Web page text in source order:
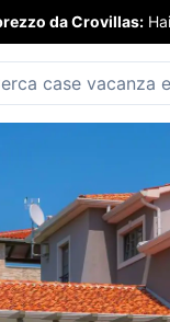
da Crovillas: